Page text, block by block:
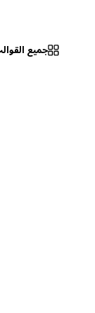
جميع القوالب